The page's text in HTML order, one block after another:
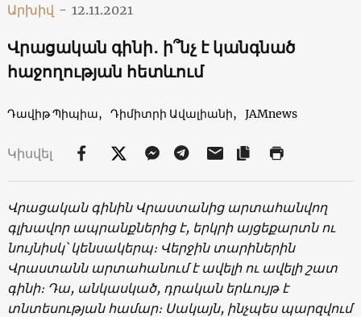
Արխիվ - 12.11.2021
Վրացական գինի․ ի՞նչ է կանգնած
հաջողության հետևում
Դավիթ Պիպիա, Դիմիտրի Ավալիանի, JAMnews
Կիսվել
Վրացական գինին Վրաստանիցարտահանվող
գլխավոր ապրանքներից է, երկրի այցեքարտն ու
նույնիսկ՝ կենսակերպ։ Վերջին տարիներին
Վրաստանն արտահանում է ավելի ու ավելի շատ
գինի։ Դա, անկասկած, դրական երևույթ է
տնտեսության համար։ Սակայն, ինչպես պարզվում